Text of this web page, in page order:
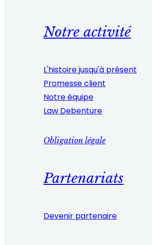
Notre activité
L'histoire jusqu'à présent
Promesse client
Notre équipe
Law Debenture
Obligation légale
Partenariats
Devenir partenaire